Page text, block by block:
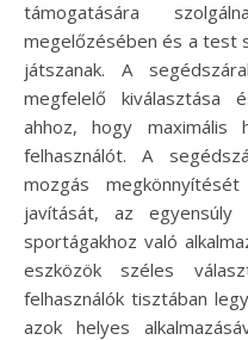
támogatására
megelőzésében és a test
játszanak. A
megfelelő kiválasztása
ahhoz, hogy maximális
felhasználót. A
mozgás
javítását, az
sportágakhoz való
eszközök széles
felhasználók tisztában
azok helyes